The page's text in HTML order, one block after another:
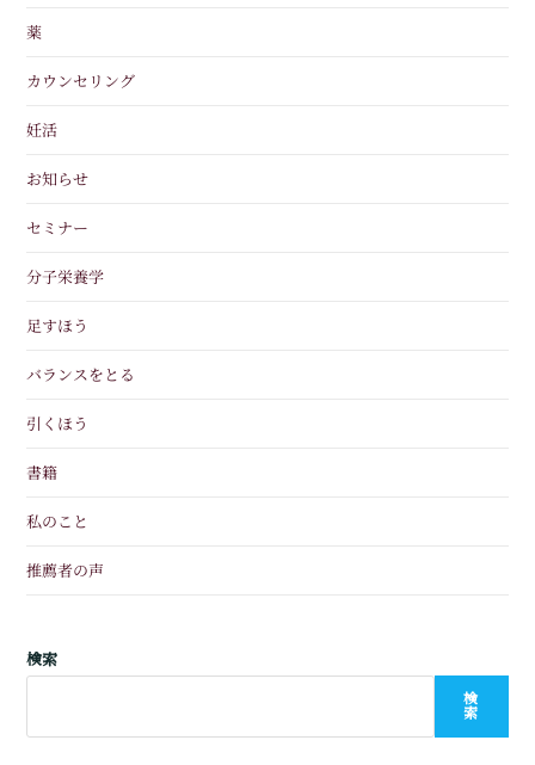
薬
カウンセリング
妊活
お知らせ
セミナー
分子栄養学
足すほう
バランスをとる
引くほう
書籍
私のこと
推薦者の声
検索
検
索